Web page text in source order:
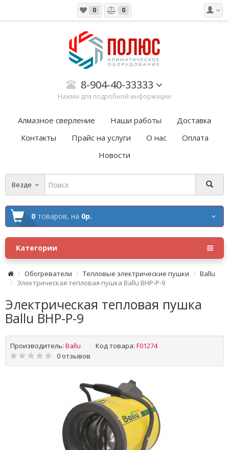
0 0
8-904-40-33333
Нажми для подробной информации
Алмазное сверление Наши работы
Доставка
Контакты
Прайс на услуги О нас
Оплата
Новости
Везде
0 товаров, на 0р.
Категории
Обогреватели Тепловые электрические пушки
Ballu
Электрическая тепловая пушка Ballu BHP-P-9
Электрическая тепловая пушка
Ballu BHP-P-9
Производитель: Ballu Код товара: F01274
0 отзывов